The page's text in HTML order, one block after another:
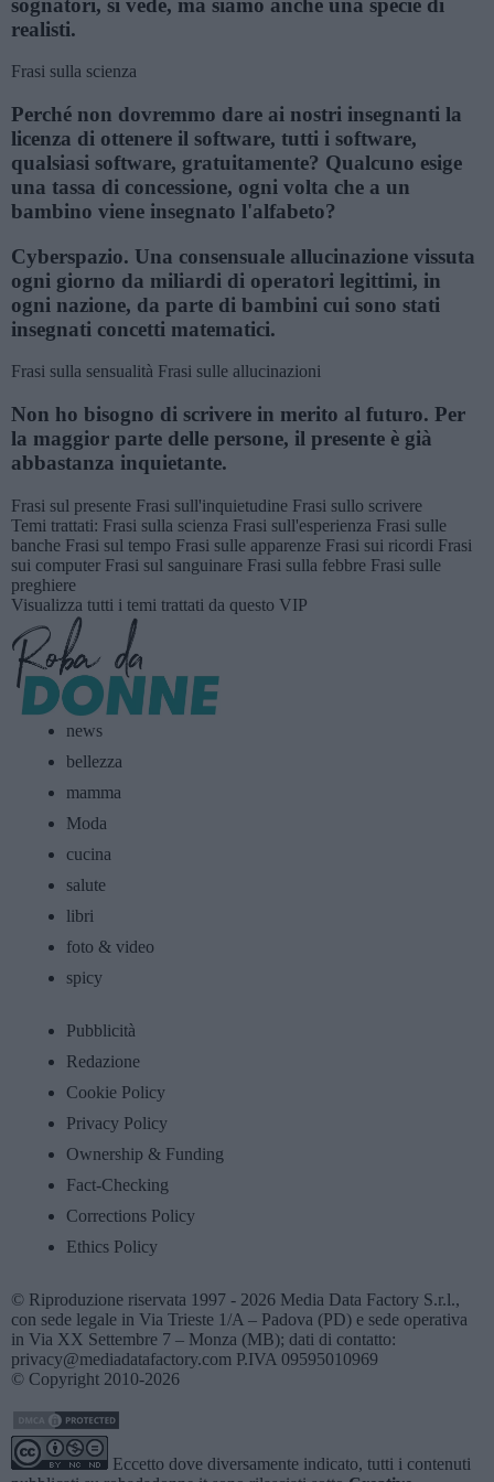
realisti.
Frasi sulla scienza
Perché non dovremmo dare ai nostri insegnanti la
licenza di ottenere il software, tutti i software,
qualsiasi software, gratuitamente? Qualcuno esige
una tassa di concessione, ogni volta che a un
bambino viene insegnato l'alfabeto?
Cyberspazio. Una consensuale allucinazione vissuta
ogni giorno da miliardi di operatori legittimi, in
ogni nazione, da parte di bambini cui sono stati
insegnati concetti matematici.
Frasi sulla sensualità Frasi sulle allucinazioni
Non ho bisogno di scrivere in merito al futuro. Per
la maggior parte delle persone, il presente è già
abbastanza inquietante.
Frasi sul presente Frasi sull'inquietudine Frasi sullo scrivere
Temi trattati: Frasi sulla scienza Frasi sull'esperienza Frasi sulle
banche Frasi sul tempo Frasi sulle apparenze Frasi sui ricordi Frasi
sui computer Frasi sul sanguinare Frasi sulla febbre Frasi sulle
preghiere
Visualizza tutti i temi trattati da questo VIP
news
bellezza
mamma
Moda
cucina
salute
libri
foto & video
spicy
Pubblicità
Redazione
Cookie Policy
Privacy Policy
Ownership & Funding
Fact-Checking
Corrections Policy
Ethics Policy
© Riproduzione riservata 1997 - 2026 Media Data Factory S.r.l.,
con sede legale in Via Trieste 1/A – Padova (PD) e sede operativa
in Via XX Settembre 7 – Monza (MB); dati di contatto:
privacy@mediadatafactory.com P.IVA 09595010969
© Copyright 2010-2026
Eccetto dove diversamente indicato, tutti i contenuti